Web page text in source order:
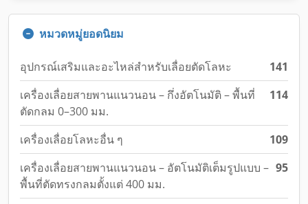
หมวดหมู่ยอดนิยม
อุปกรณ์เสริมและอะไหล่สำหรับเลื่อยตัดโลหะ
141
เครื่องเลื่อยสายพานแนวนอน – กึ่งอัตโนมัติ – พื้นที่
ตัดกลม 0–300 มม.
114
เครื่องเลื่อยโลหะอื่น ๆ
109
เครื่องเลื่อยสายพานแนวนอน – อัตโนมัติเต็มรูปแบบ –
พื้นที่ตัดทรงกลมตั้งแต่ 400 มม.
95